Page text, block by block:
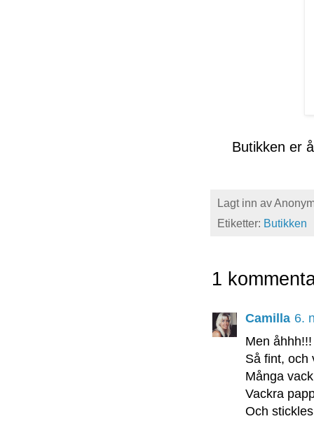
Butikken er
Lagt inn av
Etiketter: Butikken
1
Camilla 6.
Men åhhh!!!
Så fint, och
Många
Vackra
Och